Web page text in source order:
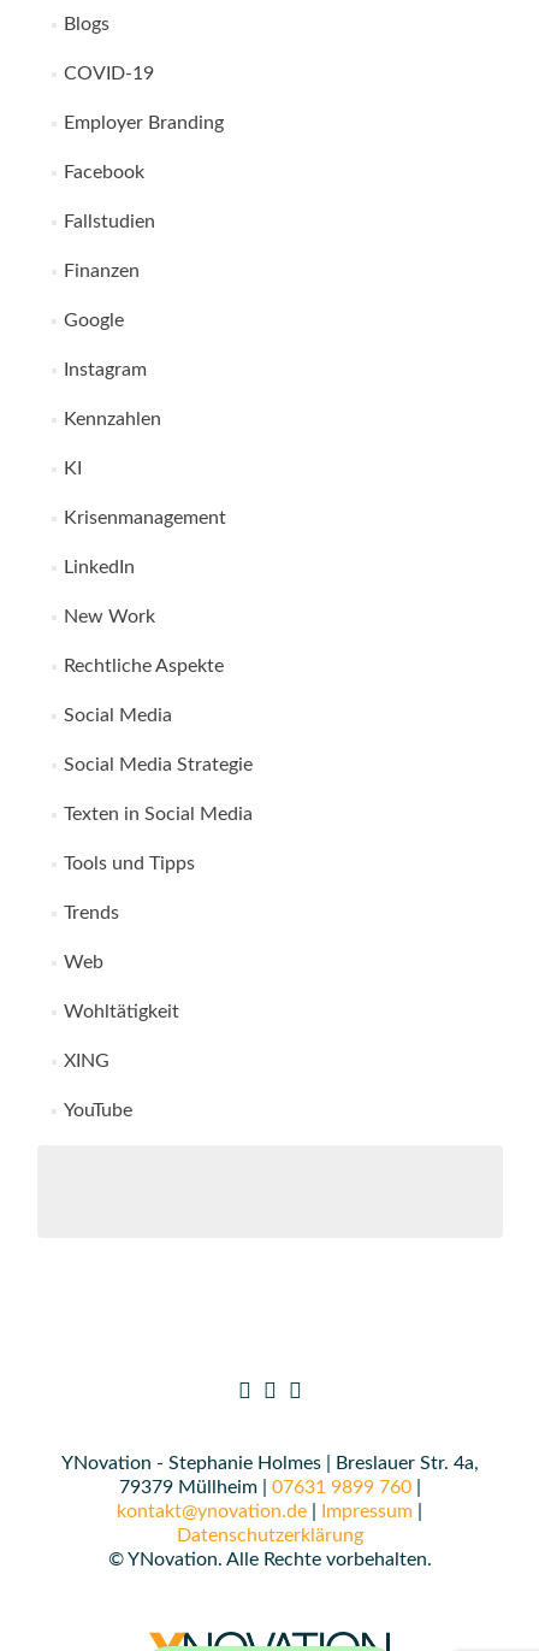
Blogs
COVID-19
Employer Branding
Facebook
Fallstudien
Finanzen
Google
Instagram
Kennzahlen
KI
Krisenmanagement
LinkedIn
New Work
Rechtliche Aspekte
Social Media
Social Media Strategie
Texten in Social Media
Tools und Tipps
Trends
Web
Wohltätigkeit
XING
YouTube
YNovation - Stephanie Holmes | Breslauer Str. 4a,
79379 Müllheim | 07631 9899 760|
kontakt@ynovation.de
Impressum
Datenschutzerklärung
© YNovation. Alle Rechte vorbehalten.